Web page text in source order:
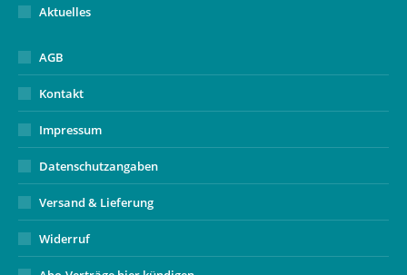
Aktuelles
AGB
Kontakt
Impressum
Datenschutzangaben
Versand & Lieferung
Widerruf